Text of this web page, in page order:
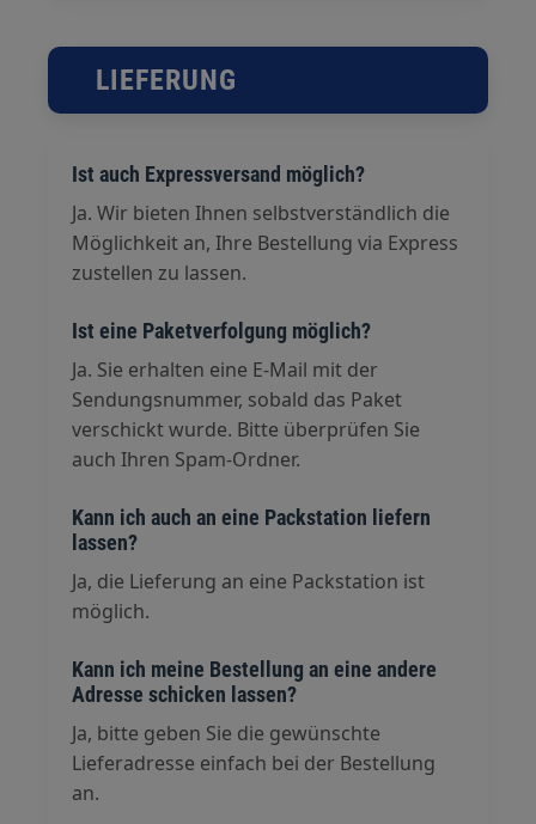
LIEFERUNG
Ist auch Expressversand möglich?
Ja. Wir bieten Ihnen selbstverständlich die
Möglichkeit an, Ihre Bestellung via Express
zustellen zu lassen.
Ist eine Paketverfolgung möglich?
Ja. Sie erhalten eine E-Mail mit der
Sendungsnummer, sobald das Paket
verschickt wurde. Bitte überprüfen Sie
auch Ihren Spam-Ordner.
Kann ich auch an eine Packstation liefern
lassen?
Ja, die Lieferung an eine Packstation ist
möglich.
Kann ich meine Bestellung an eine andere
Adresse schicken lassen?
Ja, bitte geben Sie die gewünschte
Lieferadresse einfach bei der Bestellung
an.